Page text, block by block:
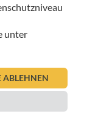
unter
ABLEHNEN